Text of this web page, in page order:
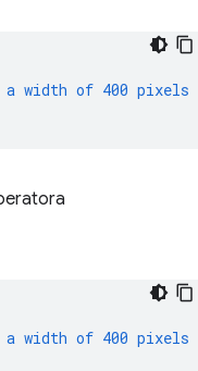
a width of 400 pixels
a width of 400 pixels